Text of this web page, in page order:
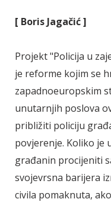
[ Boris Jagačić ]
Projekt "Policija u
je reforme kojim se
zapadnoeuropskim
unutarnjih poslova
približiti policiju
povjerenje. Koliko je
građanin procijeniti
svojevrsna barijera
civila pomaknuta,